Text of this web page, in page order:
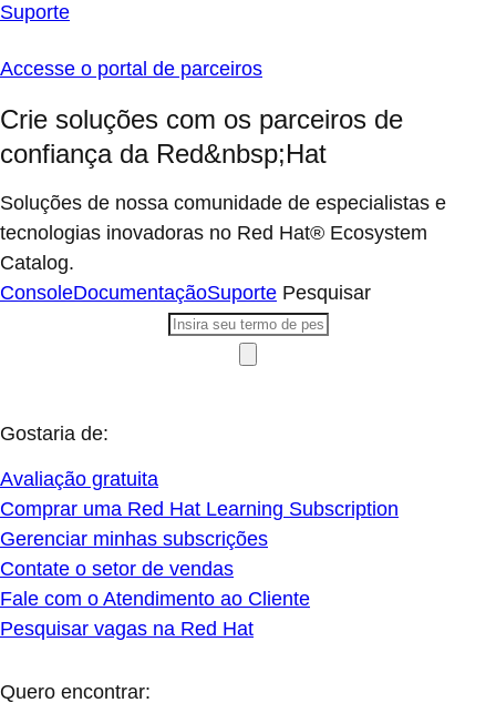
Suporte
Accesse o portal de parceiros
Crie soluções com os parceiros de
confiança da Red&nbsp;Hat
Soluções de nossa comunidade de especialistas e
tecnologias inovadoras no Red Hat® Ecosystem
Catalog.
ConsoleDocumentaçãoSuporte Pesquisar
Gostaria de:
Avaliação gratuita
Comprar uma Red Hat Learning Subscription
Gerenciar minhas subscrições
Contate o setor de vendas
Fale com o Atendimento ao Cliente
Pesquisar vagas na Red Hat
Quero encontrar: